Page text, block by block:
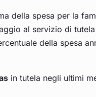
della spesa per la
al servizio di
della spesa
in tutela negli ultimi